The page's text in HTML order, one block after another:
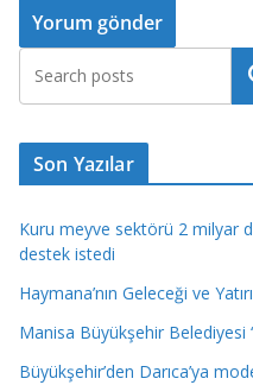
Son Yazılar
Kuru meyve sektörü 2 milyar
destek istedi
Haymana’nın Geleceği ve
Manisa Büyükşehir Belediyesi
Büyükşehir’den Darıca’ya